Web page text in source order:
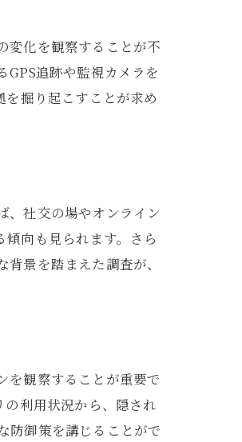
変化を観察することが不
追跡や監視カメラを
掘り起こすことが求め
、社交の場やオンライン
向も見られます。さら
景を踏まえた調査が、
を観察することが重要で
利用状況から、隠され
防御策を講じることがで